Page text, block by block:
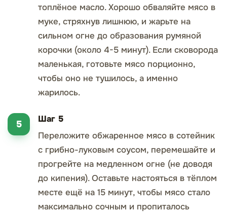
топлёное масло. Хорошо обваляйте мясо в
муке, стряхнув лишнюю, и жарьте на
сильном огне до образования румяной
корочки (около 4-5 минут). Если сковорода
маленькая, готовьте мясо порционно,
чтобы оно не тушилось, а именно
жарилось.
Шаг 5
Переложите обжаренное мясо в сотейник
с грибно-луковым соусом, перемешайте и
прогрейте на медленном огне (не доводя
до кипения). Оставьте настояться в тёплом
месте ещё на 15 минут, чтобы мясо стало
максимально сочным и пропиталось